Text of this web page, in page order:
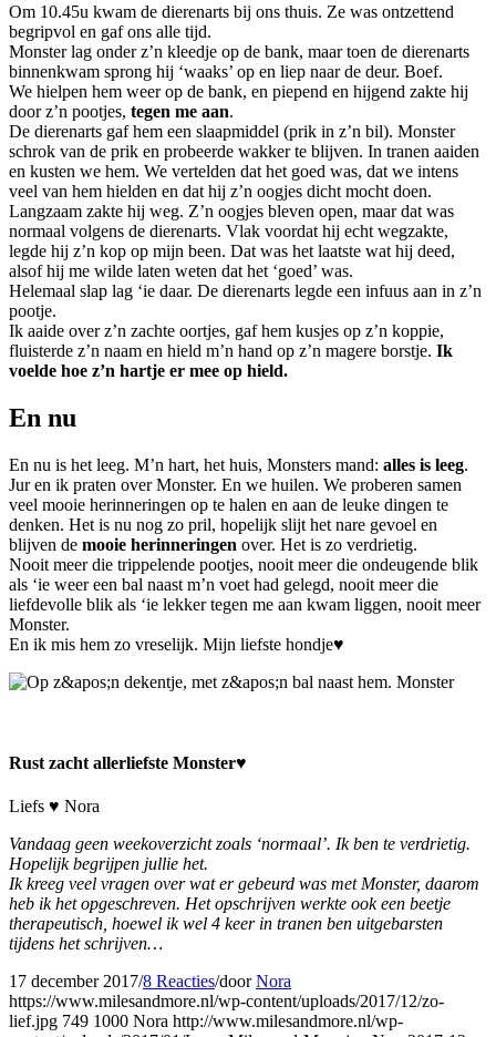
Om 10.45u kwam de dierenarts bij ons thuis. Ze was ontzettend
begripvol en gaf ons alle tijd.
Monster lag onder z’n kleedje op de bank, maar toen de dierenarts
binnenkwam sprong hij ‘waaks’ op en liep naar de deur. Boef.
We hielpen hem weer op de bank, en piepend en hijgend zakte hij
door z’n pootjes, tegen me aan.
De dierenarts gaf hem een slaapmiddel (prik in z’n bil). Monster
schrok van de prik en probeerde wakker te blijven. In tranen aaiden
en kusten we hem. We vertelden dat het goed was, dat we intens
veel van hem hielden en dat hij z’n oogjes dicht mocht doen.
Langzaam zakte hij weg. Z’n oogjes bleven open, maar dat was
normaal volgens de dierenarts. Vlak voordat hij echt wegzakte,
legde hij z’n kop op mijn been. Dat was het laatste wat hij deed,
alsof hij me wilde laten weten dat het ‘goed’ was.
Helemaal slap lag ‘ie daar. De dierenarts legde een infuus aan in z’n
pootje.
Ik aaide over z’n zachte oortjes, gaf hem kusjes op z’n koppie,
fluisterde z’n naam en hield m’n hand op z’n magere borstje. Ik
voelde hoe z’n hartje er mee op hield.
En nu
En nu is het leeg. M’n hart, het huis, Monsters mand: alles is leeg.
Jur en ik praten over Monster. En we huilen. We proberen samen
veel mooie herinneringen op te halen en aan de leuke dingen te
denken. Het is nu nog zo pril, hopelijk slijt het nare gevoel en
blijven de mooie herinneringen over. Het is zo verdrietig.
Nooit meer die trippelende pootjes, nooit meer die ondeugende blik
als ‘ie weer een bal naast m’n voet had gelegd, nooit meer die
liefdevolle blik als ‘ie lekker tegen me aan kwam liggen, nooit meer
Monster.
En ik mis hem zo vreselijk. Mijn liefste hondje♥
Rust zacht allerliefste Monster♥
Liefs ♥ Nora
Vandaag geen weekoverzicht zoals ‘normaal’. Ik ben te verdrietig.
Hopelijk begrijpen jullie het.
Ik kreeg veel vragen over wat er gebeurd was met Monster, daarom
heb ik het opgeschreven. Het opschrijven werkte ook een beetje
therapeutisch, hoewel ik wel 4 keer in tranen ben uitgebarsten
tijdens het schrijven…
17 december 2017/8 Reacties/doorNora
https://www.milesandmore.nl/wp-content/uploads/2017/12/zo-
lief.jpg 749 1000 Nora http://www.milesandmore.nl/wp-